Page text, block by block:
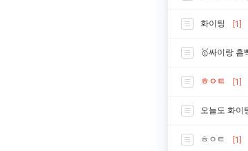
화이팅 [1]
🥇싸이랑 흠
ㅎㅇㅌ [1]
오늘도 화이
ㅎㅇㅌ [1]